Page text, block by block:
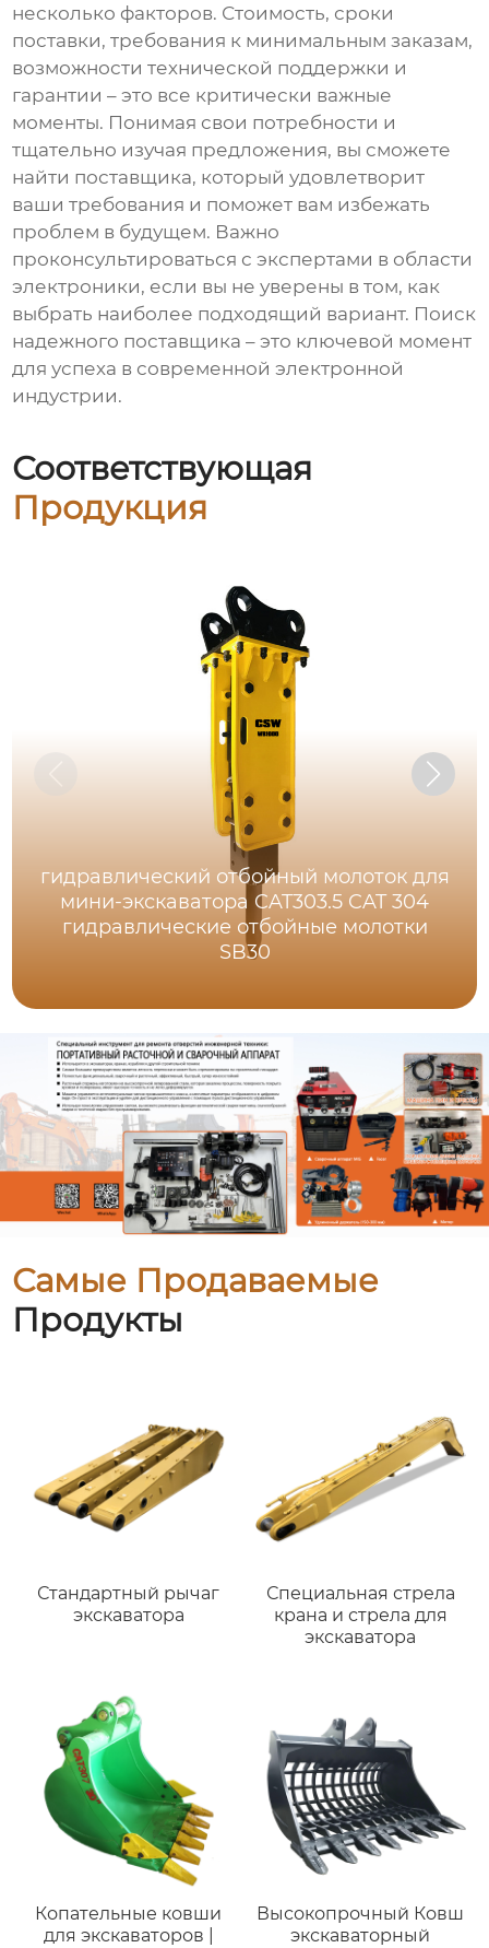
несколько факторов. Стоимость, сроки
поставки, требования к минимальным заказам,
возможности технической поддержки и
гарантии – это все критически важные
моменты. Понимая свои потребности и
тщательно изучая предложения, вы сможете
найти поставщика, который удовлетворит
ваши требования и поможет вам избежать
проблем в будущем. Важно
проконсультироваться с экспертами в области
электроники, если вы не уверены в том, как
выбрать наиболее подходящий вариант. Поиск
надежного поставщика – это ключевой момент
для успеха в современной электронной
индустрии.
Соответствующая
Продукция
гидравлический отбойный молоток для
мини-экскаватора CAT303.5 CAT 304
гидравлические отбойные молотки
SB30
Самые Продаваемые
Продукты
Стандартный рычаг
экскаватора
Специальная стрела
крана и стрела для
экскаватора
Копательные ковши
для экскаваторов |
Высокопрочный Ковш
экскаваторный